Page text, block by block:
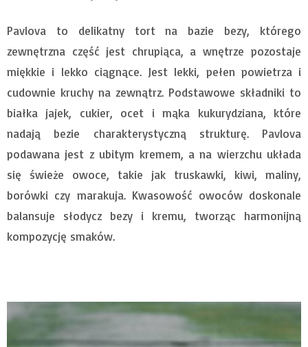
Pavlova to delikatny tort na bazie bezy, którego
zewnętrzna część jest chrupiąca, a wnętrze pozostaje
miękkie i lekko ciągnące. Jest lekki, pełen powietrza i
cudownie kruchy na zewnątrz. Podstawowe składniki to
białka jajek, cukier, ocet i mąka kukurydziana, które
nadają bezie charakterystyczną strukturę. Pavlova
podawana jest z ubitym kremem, a na wierzchu układa
się świeże owoce, takie jak truskawki, kiwi, maliny,
borówki czy marakuja. Kwasowość owoców doskonale
balansuje słodycz bezy i kremu, tworząc harmonijną
kompozycję smaków.